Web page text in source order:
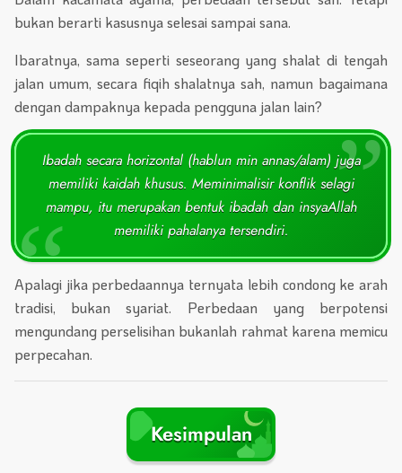
bukan berarti kasusnya selesai sampai sana.
Ibaratnya, sama seperti seseorang yang shalat di tengah
jalan umum, secara fiqih shalatnya sah, namun bagaimana
dengan dampaknya kepada pengguna jalan lain?
Ibadah secara horizontal (hablun min annas/alam) juga
memiliki kaidah khusus. Meminimalisir konflik selagi
mampu, itu merupakan bentuk ibadah dan insyaAllah
memiliki pahalanya tersendiri.
Apalagi jika perbedaannya ternyata lebih condong ke arah
tradisi, bukan syariat. Perbedaan yang berpotensi
mengundang perselisihan bukanlah rahmat karena memicu
perpecahan.
Kesimpulan